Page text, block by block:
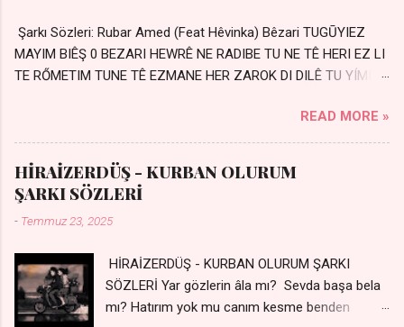
Şarkı Sözleri: Rubar Amed (Feat Hêvinka) Bêzari TUGŪYIEZ
MAYIM BIÊŞ 0 BEZARI HEWRÊ NE RADIBE TU NE TÊ HERI EZ LI
TE RŐMETIM TUNE TÊ EZMANE HER ZAROK DI DILÊ TU YÍMIN
Silinmis yarıda. Hasretin yel gibi Eser yar içimden Bir kıza sevdalı
Yaralı adamım. Sensizlik bir hançer Geceler susmuyor Yaralı
kalbimde Bir sızı durmuyor Tu yi bihare min Ez ji payizim Li
dile şevên min Teng e nefes im Adını sayıklar Uykusuz
geceler Sensiz her sabahım Sessiz ve kederli
READ MORE »
HİRAİZERDÜŞ - KURBAN OLURUM
ŞARKI SÖZLERİ
- Temmuz 23, 2025
HİRAİZERDÜŞ - KURBAN OLURUM ŞARKI
SÖZLERİ Yar gözlerin âla mı? Sevda başa bela
mı? Hatırım yok mu canım kesme benden